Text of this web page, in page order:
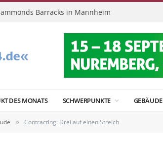
in Bad Schwalbach am Taunus
DES MONATS SCHWERPUNKTE GEBÄUDE
» Contracting: Drei auf einen Streich